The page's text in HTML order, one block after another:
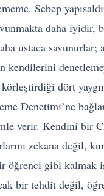
Sebep
daha iyidir,
ustaca savunurlar;
kendilerini
körleştirdiği dört
Denetimi’ne
verir. Kendini bir
zekana değil,
öğrenci gibi kalmak
bir tehdit değil,